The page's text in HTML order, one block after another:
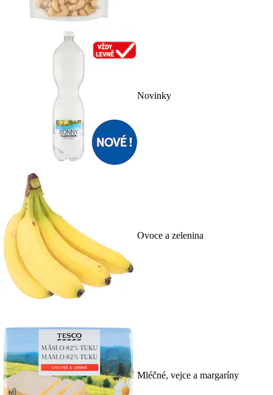
Novinky
Ovoce a zelenina
Mléčné, vejce a margaríny